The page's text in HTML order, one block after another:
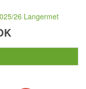
26 Langermet